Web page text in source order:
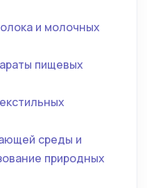
и молочных
пищевых
среды и
природных